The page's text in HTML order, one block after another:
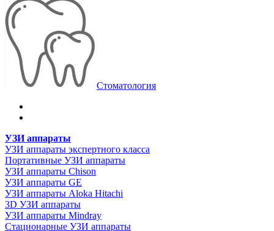
Стоматология
УЗИ аппараты
УЗИ аппараты экспертного класса
Портативные УЗИ аппараты
УЗИ аппараты Chison
УЗИ аппараты GE
УЗИ аппараты Aloka Hitachi
3D УЗИ аппараты
УЗИ аппараты Mindray
Стационарные УЗИ аппараты